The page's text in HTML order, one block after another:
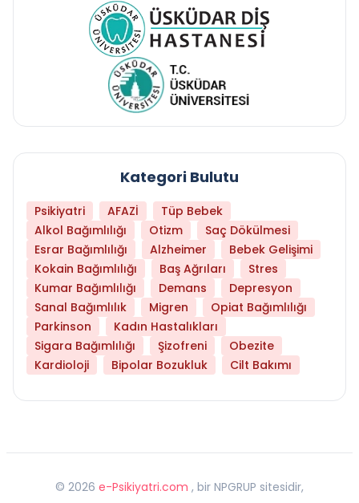
Kategori Bulutu
Psikiyatri AFAZİ
Tüp Bebek
Alkol Bağımlılığı
Otizm
Saç Dökülmesi
Esrar Bağımlılığı
Alzheimer
Bebek Gelişimi
Kokain Bağımlılığı
Baş Ağrıları
Stres
Kumar Bağımlılığı
Demans
Depresyon
Sanal Bağımlılık
Migren
Opiat Bağımlılığı
Parkinson
Kadın Hastalıkları
Sigara Bağımlılığı
Şizofreni
Obezite
Kardioloji
Bipolar Bozukluk Cilt Bakımı
© 2026 e-Psikiyatri.com , bir NPGRUP sitesidir,